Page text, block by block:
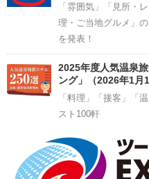
「雰囲気」「見所・
理・ご当地グルメ」
を発表！
2025年度人気温泉
ング」（2026年1月
「料理」「接客」「
スト100軒